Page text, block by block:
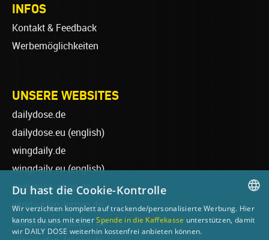
INFOS
Kontakt & Feedback
Werbemöglichkeiten
UNSERE WEBSITES
dailydose.de
dailydose.eu (english)
wingdaily.de
wingdaily.eu(english)
dailydose-shop.de
windsurfen-lernen.de
wellenreiten-lernen.de
GERMAN
Du hast die Cookie-Kontrolle
Wir verzichten komplett auf trackende/personalisierte Werbung. Hier
kannst du uns mit einerSpende in die Kaffekasse unterstützen, damit
wir DAILY DOSE weiterhin kostenfrei anbieten können.